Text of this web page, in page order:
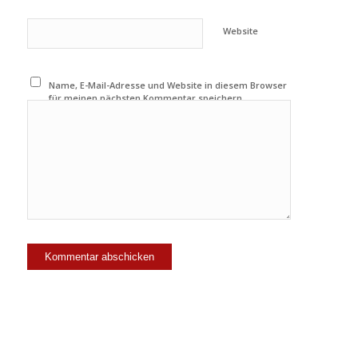
Website
Name, E-Mail-Adresse und Website in diesem Browser
für meinen nächsten Kommentar speichern.